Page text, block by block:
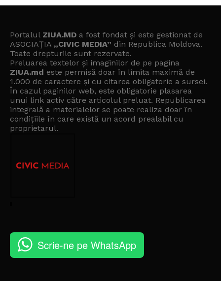
Portalul ZIUA.MD a fost fondat și este gestionat de
ASOCIAȚIA „CIVIC MEDIA” din Republica Moldova.
Toate drepturile sunt rezervate.
Preluarea textelor și imaginilor de pe pagina
ZIUA.md este permisă doar în limita maximă de
1.000 de caractere și cu citarea obligatorie a sursei.
În cazul paginilor web, este obligatorie plasarea
unui link activ către articolul preluat. Republicarea
integrală a materialelor se poate realiza doar în
condițiile în care există un acord prealabil cu
proprietarul.
Scrie-ne pe WhatsApp